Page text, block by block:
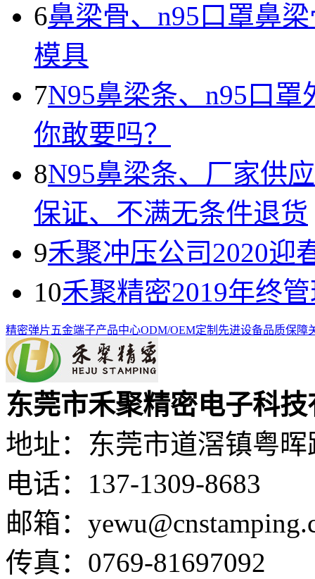
6鼻梁骨、n95口罩鼻
模具
7N95鼻梁条、n95口
你敢要吗？
8N95鼻梁条、厂家供
保证、不满无条件退货
9禾聚冲压公司2020迎
10禾聚精密2019年终
精密弹片五金端子产品中心ODM/OEM定制 先进设备品质保障
东莞市禾聚精密电子科
地址：东莞市道滘镇粤晖
电话：137-1309-8683
邮箱：
传真：0769-81697092